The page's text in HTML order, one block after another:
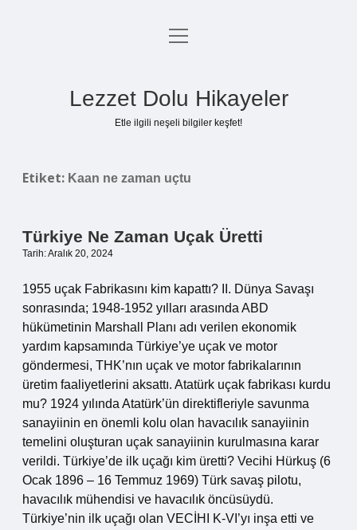
Anasayfa
menüyü
Lezzet Dolu Hikayeler
Etle ilgili neşeli bilgiler keşfet!
Etiket: Kaan ne zaman uçtu
Türkiye Ne Zaman Uçak Üretti
Tarih: Aralık 20, 2024
1955 uçak Fabrikasını kim kapattı? II. Dünya Savaşı
sonrasında; 1948-1952 yılları arasında ABD
hükümetinin Marshall Planı adı verilen ekonomik
yardım kapsamında Türkiye’ye uçak ve motor
göndermesi, THK’nın uçak ve motor fabrikalarının
üretim faaliyetlerini aksattı. Atatürk uçak fabrikası kurdu
mu? 1924 yılında Atatürk’ün direktifleriyle savunma
sanayiinin en önemli kolu olan havacılık sanayiinin
temelini oluşturan uçak sanayiinin kurulmasına karar
verildi. Türkiye’de ilk uçağı kim üretti? Vecihi Hürkuş (6
Ocak 1896 – 16 Temmuz 1969) Türk savaş pilotu,
havacılık mühendisi ve havacılık öncüsüydü.
Türkiye’nin ilk uçağı olan VECİHI K-VI’yı inşa etti ve